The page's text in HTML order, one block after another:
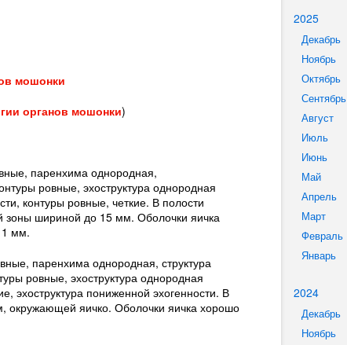
2025
Декабрь
Ноябрь
Октябрь
Сентябрь
Август
Июль
Июнь
Май
Апрель
Март
Февраль
Январь
2024
Декабрь
Ноябрь
мошонки
органов мошонки)
паренхима однородная,
ровные, эхоструктура однородная
контуры ровные, четкие. В полости
зоны шириной до 15 мм. Оболочки яичка
1 мм.
паренхима однородная, структура
ровные, эхоструктура однородная
эхоструктура пониженной эхогенности. В
окружающей яичко. Оболочки яичка хорошо